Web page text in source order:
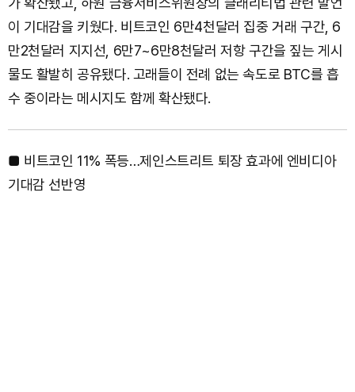
이 기대감을 키웠다. 비트코인 6만4천달러 집중 거래 구간, 6
만2천달러 지지선, 6만7~6만8천달러 저항 구간을 짚는 게시
물도 활발히 공유됐다. 고래들이 전례 없는 속도로 BTC를 흡
수 중이라는 메시지도 함께 확산됐다.
■ 비트코인 11% 폭등…제인스트리트 퇴장 효과에 엔비디아
기대감 선반영